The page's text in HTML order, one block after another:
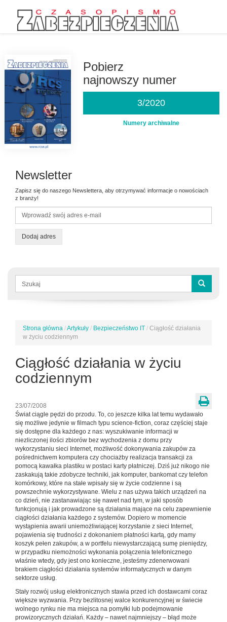
Pobierz
najnowszy numer
3/2020
Numery archiwalne
Newsletter
Zapisz się do naszego Newslettera, aby otrzymywać informacje o nowościach
z branży!
Dodaj adres
Formularz
wyszukiwania
Jesteś
tutaj
Strona główna /Artykuły / Bezpieczeństwo IT / Ciągłość działania
w życiu codziennym
Ciągłość działania w życiu
codziennym
23/07/2008
Świat ciągle pędzi do przodu. To, co jeszcze kilka lat temu wydawało
się możliwe jedynie w filmach typu science-fiction, coraz częściej staje
się dostępne dla każdego z nas: wyszukiwanie informacji w
niezliczonej ilości zbiorów bez wychodzenia z domu przy
wykorzystaniu sieci Internet, możliwość dokonywania zakupów za
pośrednictwem komputera czy chociażby realizacja transakcji za
pomocą kawałka plastiku w postaci karty płatniczej. Dziś już nikogo nie
zaskakują takie zdobycze techniki, jak komputer, bankomat czy telefon
komórkowy, które na stałe wpisały się w życie codzienne i są
powszechnie wykorzystywane. Wielu z nas używa takich urządzeń na
co dzień, nie zastanawiając się nawet nad tym, w jaki sposób
funkcjonują i jak prowadzone są działania mające na celu zapewnienie
ciągłości działania każdego z systemów. Dopiero w momencie
wystąpienia awarii uniemożli­wiającej korzystanie z sieci Internet,
pojawienia się trudności z dokonaniem płatności kartą, gdy mamy
koszyk pełen zakupów, a w portfelu niewystarczającą sumę pieniędzy,
w przypadku niemożności wykonania połączenia telefonicznego
właśnie wtedy, gdy jest ono konieczne, jesteśmy zdenerwowani
brakiem ciągłości działania systemów informatycznych w danym
sektorze usług.
Stały rozwój usług elektronicznych stawia przed ich dostawcami coraz
większe wyzwania. Przy bezlitosnej walce konkurencyjnej w świecie
wolnego rynku nie ma miejsca na pomyłki lub podejmowanie
prowizorycznych działań. Każdy – nawet najmniejszy – błąd może